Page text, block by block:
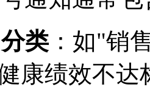
类：如"销
康绩效不达